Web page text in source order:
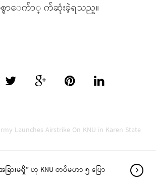
စ္ရာေက်ာ္ က်ဆုံးခဲ့ရသည္။
Launches Airstrike On KNU in Karen State
ြားမရှိ” ဟု KNU တပ်မဟာ ၅ ပြော